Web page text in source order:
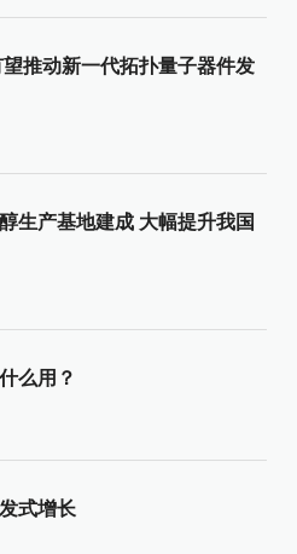
推动新一代拓扑量子器件发
生产基地建成 大幅提升我国
么用？
式增长